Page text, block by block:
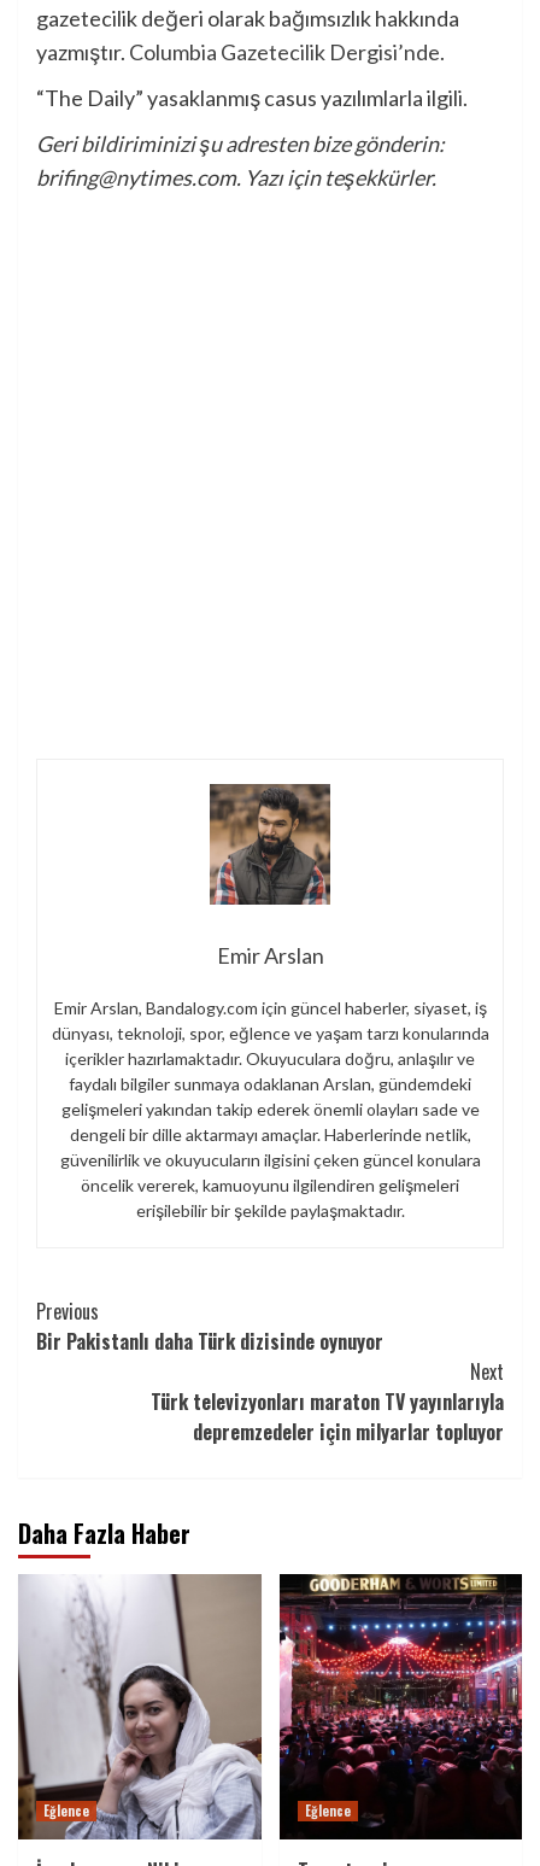
gazetecilik değeri olarak bağımsızlık hakkında
yazmıştır. Columbia Gazetecilik Dergisi’nde.
“The Daily” yasaklanmış casus yazılımlarla ilgili.
Geri bildiriminizi şu adresten bize gönderin:
brifing@nytimes.com. Yazı için teşekkürler.
Emir Arslan
Emir Arslan, Bandalogy.com için güncel haberler, siyaset, iş
dünyası, teknoloji, spor, eğlence ve yaşam tarzı konularında
içerikler hazırlamaktadır. Okuyuculara doğru, anlaşılır ve
faydalı bilgiler sunmaya odaklanan Arslan, gündemdeki
gelişmeleri yakından takip ederek önemli olayları sade ve
dengeli bir dille aktarmayı amaçlar. Haberlerinde netlik,
güvenilirlik ve okuyucuların ilgisini çeken güncel konulara
öncelik vererek, kamuoyunu ilgilendiren gelişmeleri
erişilebilir bir şekilde paylaşmaktadır.
Continue
Reading
Previous
Bir Pakistanlı daha Türk dizisinde oynuyor
Next
Türk televizyonları maraton TV yayınlarıyla
depremzedeler için milyarlar topluyor
Daha Fazla Haber
Eğlence Eğlence